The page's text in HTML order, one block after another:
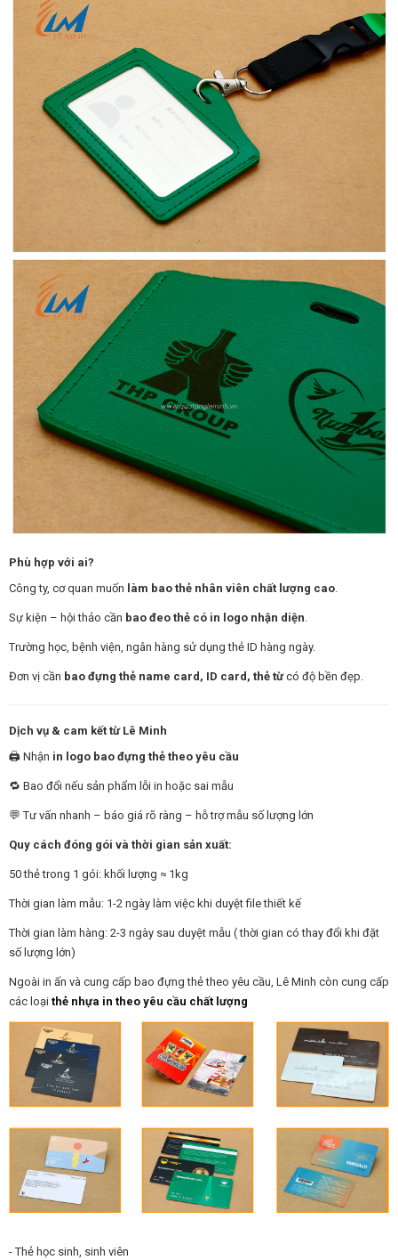
Phù hợp với ai?
Công ty, cơ quan muốn làm bao thẻ nhân viên chất lượng cao
Sự kiện – hội thảo cần bao đeo thẻ có in logo nhận diện
Trường học, bệnh viện, ngân hàng sử dụng thẻ ID hàng ngày.
Đơn vị cần bao đựng thẻ name card, ID card, thẻ từcó độ bền đẹp.
Dịch vụ & cam kết từ Lê Minh
🖨️ Nhận in logo bao đựng thẻ theo yêu cầu
🔁 Bao đổi nếu sản phẩm lỗi in hoặc sai mẫu
💬 Tư vấn nhanh – báo giá rõ ràng – hỗ trợ mẫu số lượng lớn
Quy cách đóng gói và thời gian sản xuất:
50 thẻ trong 1 gói: khối lượng ≈ 1kg
Thời gian làm mẫu: 1-2 ngày làm việc khi duyệt file thiết kế
Thời gian làm hàng: 2-3 ngày sau duyệt mẫu ( thời gian có thay đổi khi đặt
số lượng lớn)
Ngoài in ấn và cung cấp bao đựng thẻ theo yêu cầu, Lê Minh còn cung cấp
các loại thẻ nhựa in theo yêu cầu chất lượng
- Thẻ học sinh, sinh viên